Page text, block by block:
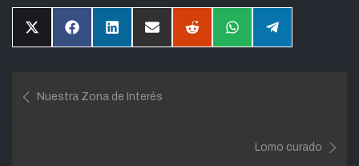
CompartirCompartirCompartirCompartirCompartirCompartirCompartir
de
Nuestra Zona de Interés
Lomo curado